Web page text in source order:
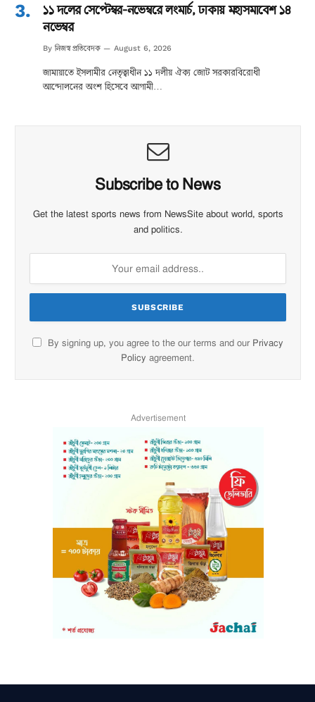
১১ দলের সেপ্টেম্বর-নভেম্বরে লংমার্চ, ঢাকায় মহাসমাবেশ ১৪
নভেম্বর
By নিজস্ব প্রতিবেদক August 6, 2026
জামায়াতে ইসলামীর নেতৃত্বাধীন ১১ দলীয় ঐক্য জোট সরকারবিরোধী
আন্দোলনের অংশ হিসেবে আগামী…
Subscribe to News
Get the latest sports news from NewsSite about world, sports
and politics.
By signing up, you agree to the our terms and our Privacy
Policy agreement.
Advertisement